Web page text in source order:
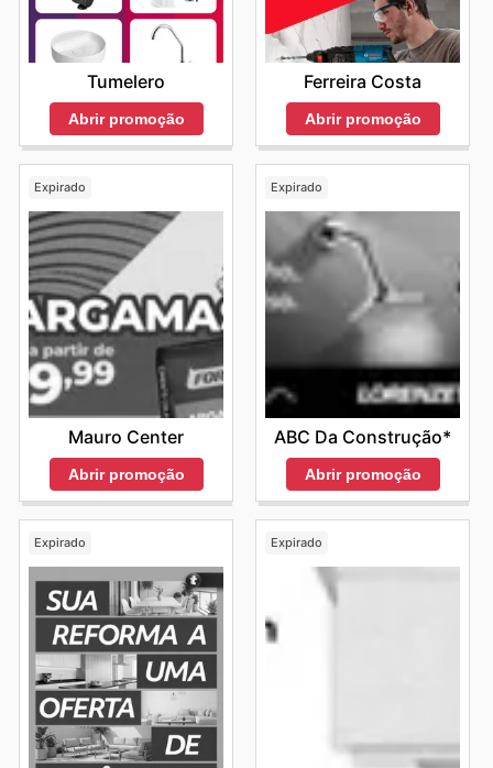
Tumelero
Abrir promoção
Ferreira Costa
Abrir promoção
Expirado
Mauro Center
Abrir promoção
Expirado
ABC Da Construção*
Abrir promoção
Expirado Expirado